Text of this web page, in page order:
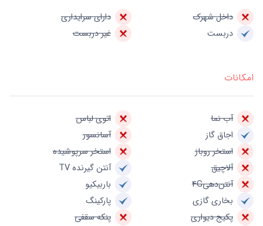
داخل شهرک
دارای سرایداری
دربست
غیر دربست
امکانات
آب نما
اتوی لباس
اجاق گاز
آسانسور
استخر روباز
استخر سرپوشیده
آلاچیق
آنتن گیرنده TV
آنتن‌دهی4G
باربیکیو
بخاری گازی
پارکینگ
پکیج دیواری
پنکه سقفی